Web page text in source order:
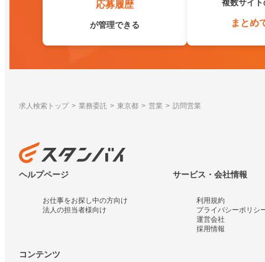
応募履歴
が管理できる
複数サイ
まとめ
求人検索トップ 業務委託 東京都 営業 訪問営業
ヘルプページ
お仕事をお探し中の方向け
法人の担当者様向け
サービス・会社情報
利用規約
プライバシーポリシ
運営会社
採用情報
コンテンツ